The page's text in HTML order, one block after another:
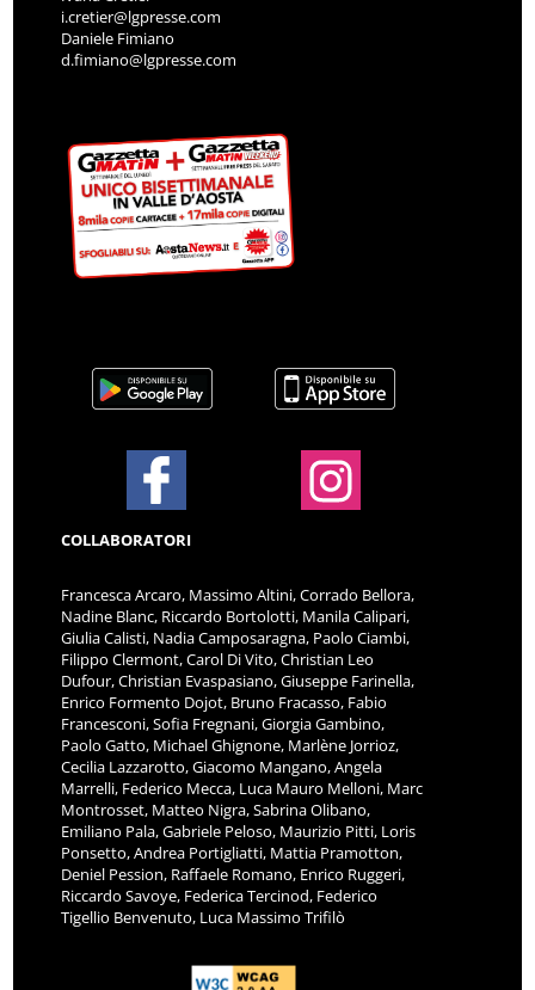
i.cretier@lgpresse.com
Daniele Fimiano
d.fimiano@lgpresse.com
COLLABORATORI
Francesca Arcaro, Massimo Altini, Corrado Bellora,
Nadine Blanc, Riccardo Bortolotti, Manila Calipari,
Giulia Calisti, Nadia Camposaragna, Paolo Ciambi,
Filippo Clermont, Carol Di Vito, Christian Leo
Dufour, Christian Evaspasiano, Giuseppe Farinella,
Enrico Formento Dojot, Bruno Fracasso, Fabio
Francesconi, Sofia Fregnani, Giorgia Gambino,
Paolo Gatto, Michael Ghignone, Marlène Jorrioz,
Cecilia Lazzarotto, Giacomo Mangano, Angela
Marrelli, Federico Mecca, Luca Mauro Melloni, Marc
Montrosset, Matteo Nigra, Sabrina Olibano,
Emiliano Pala, Gabriele Peloso, Maurizio Pitti, Loris
Ponsetto, Andrea Portigliatti, Mattia Pramotton,
Deniel Pession, Raffaele Romano, Enrico Ruggeri,
Riccardo Savoye, Federica Tercinod, Federico
Tigellio Benvenuto, Luca Massimo Trifilò